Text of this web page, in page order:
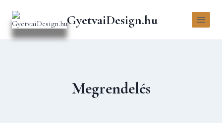
GyetvaiDesign.hu
Megrendelés